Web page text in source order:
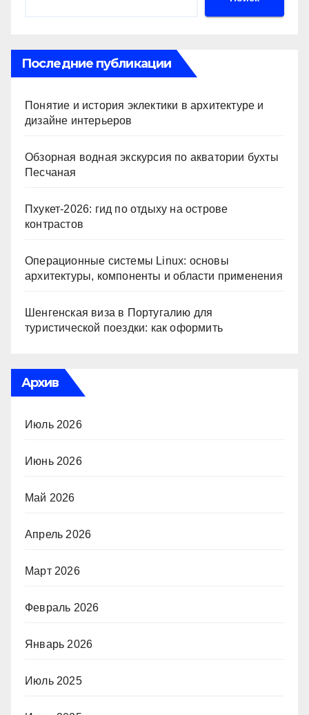
ki
ть
Последние публикации
Понятие и история эклектики в архитектуре и
дизайне интерьеров
Обзорная водная экскурсия по акватории бухты
Песчаная
Пхукет-2026: гид по отдыху на острове
контрастов
Операционные системы Linux: основы
архитектуры, компоненты и области применения
Шенгенская виза в Португалию для
туристической поездки: как оформить
Архив
Июль 2026
Июнь 2026
Май 2026
Апрель 2026
Март 2026
Февраль 2026
Январь 2026
Июль 2025